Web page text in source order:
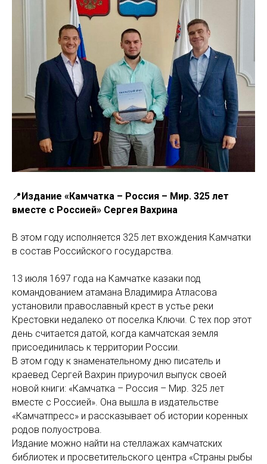
📍 Издание «Камчатка – Россия – Мир. 325 лет
вместе с Россией» Сергея Вахрина
В этом году исполняется 325 лет вхождения Камчатки
в состав Российского государства.
13 июля 1697 года на Камчатке казаки под
командованием атамана Владимира Атласова
установили православный крест в устье реки
Крестовки недалеко от поселка Ключи. С тех пор этот
день считается датой, когда камчатская земля
присоединилась к территории России.
В этом году к знаменательному дню писатель и
краевед Сергей Вахрин приурочил выпуск своей
новой книги: «Камчатка – Россия – Мир. 325 лет
вместе с Россией». Она вышла в издательстве
«Камчатпресс» и рассказывает об истории коренных
родов полуострова.
Издание можно найти на стеллажах камчатских
библиотек и просветительского центра «Страны рыбы